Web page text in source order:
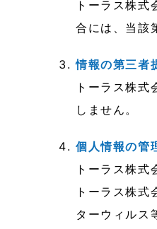
トーラス株
合には、当該
情報の第三者
トーラス株
しません。
個人情報の管
トーラス株式
トーラス株
ターウィルス